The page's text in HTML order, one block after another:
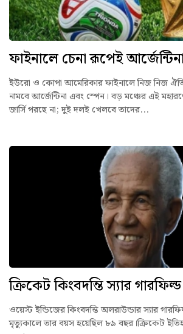
ফাইনালে চেনা রূপেই
ইউরো ও কোপা আমেরিকার ফাইনালে নিজ নিজ
নামবে আর্জেন্টিনা এবং স্পেন। বড় মঞ্চের এই
জার্সি পরছে না; দুই দলই খেলবে তাদের...
ক্রিকেট কিংবদন্তি স্যার
ওয়েস্ট ইন্ডিজের কিংবদন্তি অলরাউন্ডার স্যার
মৃত্যুকালে তার বয়স হয়েছিল ৮৯ বছর।ক্রিকেট